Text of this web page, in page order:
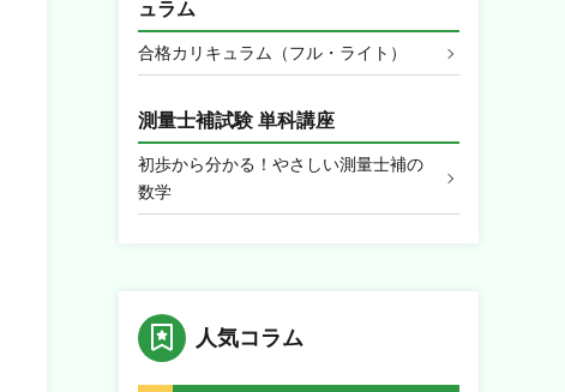
ュラム
合格カリキュラム（フル・ライト）
測量士補試験 単科講座
初歩から分かる！やさしい測量士補の
数学
人気コラム